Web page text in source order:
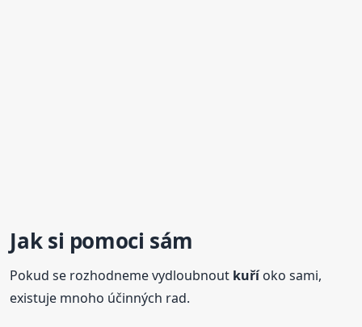
Jak si pomoci sám
Pokud se rozhodneme vydloubnout kuříoko sami,
existuje mnoho účinných rad.